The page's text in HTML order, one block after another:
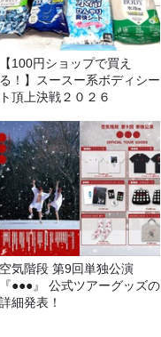
【100円ショップで買え
る！】スースー系ボディシー
ト頂上決戦２０２６
空気階段 第9回単独公演
『●●●』 公式ツアーグッズの
詳細発表！